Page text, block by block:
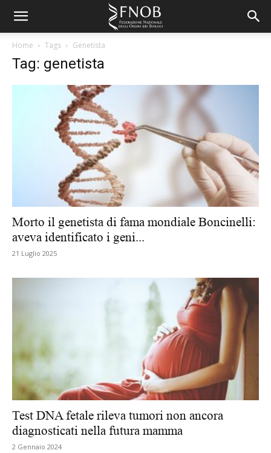
Home Tags Genetista
Tag: genetista
Morto il genetista di fama mondiale Boncinelli:
aveva identificato i geni...
21 Luglio 2025
Test DNA fetale rileva tumori non ancora
diagnosticati nella futura mamma
2 Gennaio 2024